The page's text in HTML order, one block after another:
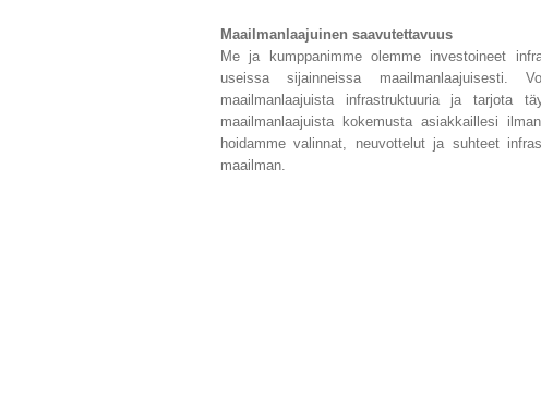
Maailmanlaajuinen saavutettavuus
Me ja kumppanimme olemme investoineet
useissa sijainneissa maailmanlaajuisesti.
maailmanlaajuista infrastruktuuria ja tarjota
maailmanlaajuista kokemusta asiakkaillesi
hoidamme valinnat, neuvottelut ja suhteet
maailman.